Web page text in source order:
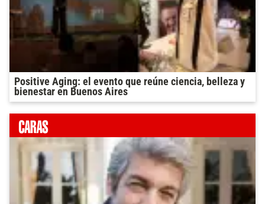
Positive Aging: el evento que reúne ciencia, belleza y
bienestar en Buenos Aires